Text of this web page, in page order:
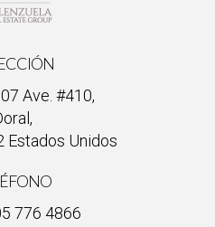
Ave. #410,
Estados Unidos
776 4866